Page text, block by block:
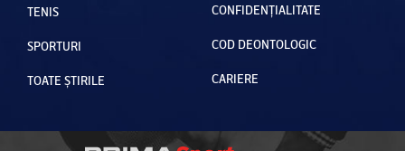
TENIS
SPORTURI
TOATE ȘTIRILE
CONFIDENȚIALITATE
COD DEONTOLOGIC
CARIERE